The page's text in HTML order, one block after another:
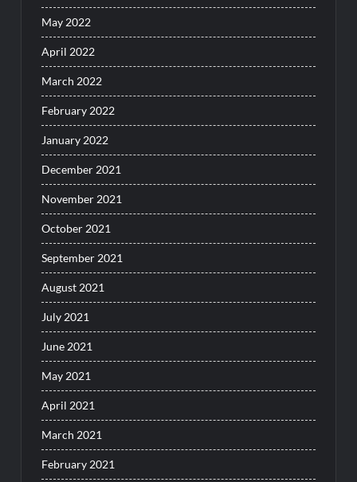
May 2022
April 2022
March 2022
February 2022
January 2022
December 2021
November 2021
October 2021
September 2021
August 2021
July 2021
June 2021
May 2021
April 2021
March 2021
February 2021